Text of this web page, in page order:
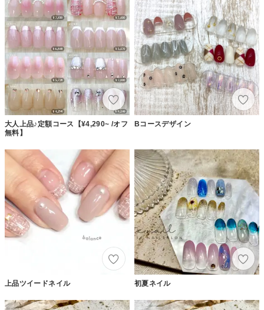
大人上品♪定額コース【¥4,290~ /オフ
無料】
Bコースデザイン
上品ツイードネイル 初夏ネイル